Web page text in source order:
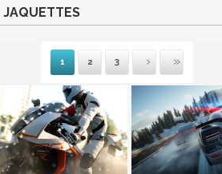
JAQUETTES
1 2 3
Suivante
Dernière